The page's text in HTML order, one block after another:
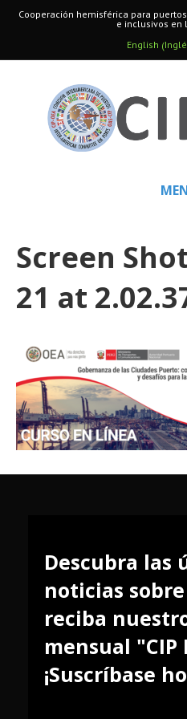
Cooperación hemisférica para
e inclusivos en
English (
Screen
21 at
Descubra las
noticias
reciba
mensual
¡Suscríbase